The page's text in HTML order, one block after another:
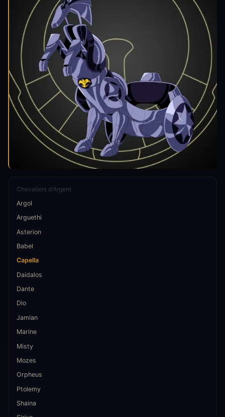
Chevaliers d'Argent
Argol
Arguethi
Asterion
Babel
Capella
Daidalos
Dante
Dio
Jamian
Marine
Misty
Mozes
Orpheus
Ptolemy
Shaina